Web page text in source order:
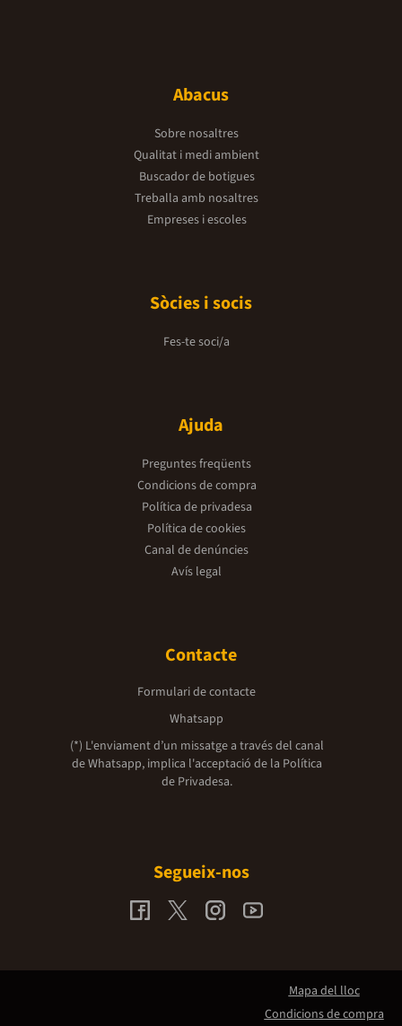
Abacus
Sobre nosaltres
Qualitat i medi ambient
Buscador de botigues
Treballa amb nosaltres
Empreses i escoles
Sòcies i socis
Fes-te soci/a
Ajuda
Preguntes freqüents
Condicions de compra
Política de privadesa
Política de cookies
Canal de denúncies
Avís legal
Contacte
Formulari de contacte
Whatsapp
(*) L'enviament d’un missatge a través del canal
de Whatsapp, implica l'acceptació de la Política
de Privadesa.
Segueix-nos
Mapa del lloc
Condicions de compra